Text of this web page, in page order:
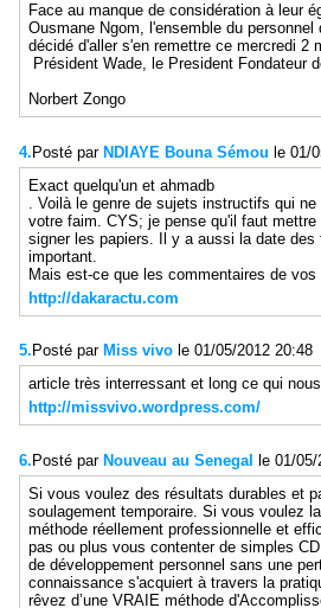
Face au manque de considération à leur
Ousmane Ngom, l'ensemble du personnel
décidé d'aller s'en remettre ce mercredi 2
Président Wade, le President Fondateur
Norbert Zongo
4. Posté par NDIAYE Bouna Sémou le 01/
Exact quelqu'un et ahmadb
. Voilà le genre de sujets instructifs qui
votre faim. CYS; je pense qu'il faut
signer les papiers. Il y a aussi la date
important.
Mais est-ce que les commentaires de
http://dakaractu.com
5. Posté par Miss vivo le 01/05/2012 20:48
article très interressant et long ce qui
http://missvivo.wordpress.com/
6. Posté par Nouveau au Senegal
le 01/
Si vous voulez des résultats durables et
soulagement temporaire. Si vous voulez
méthode réellement professionnelle et
pas ou plus vous contenter de simples
de développement personnel sans une
connaissance s'acquiert à travers la
rêvez d’une VRAIE méthode